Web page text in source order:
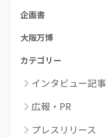
企画書
大阪万博
カテゴリー
インタビュー記事
広報・PR
プレスリリース